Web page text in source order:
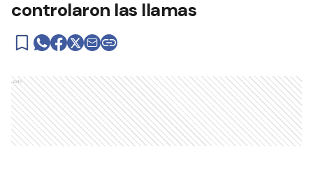
controlaron las llamas
Ads